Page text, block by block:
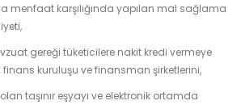
menfaat karşılığında yapılan mal sağlama
gereği tüketicilere nakit kredi vermeye
kuruluşu ve finansman şirketlerini,
taşınır eşyayı ve elektronik ortamda